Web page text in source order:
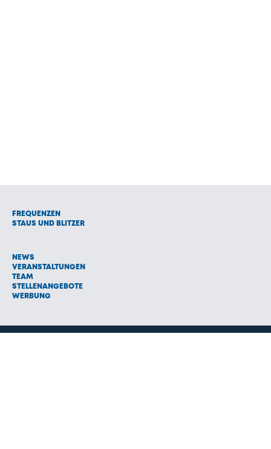
FREQUENZEN
STAUS UND BLITZER
NEWS
VERANSTALTUNGEN
TEAM
STELLENANGEBOTE
WERBUNG